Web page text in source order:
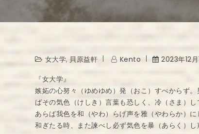
女大学, 貝原益軒 Kento 2023年12月
『女大学』
嫉妬の心努々（ゆめゆめ）発（おこ）すべからず
ばその気色（けしき）言葉も恐しく、冷（さま）
あらば我色を和（やわ）らげ声を雅（やわらか）
和ぎたる時、また諫べし必ず気色を暴（あらく）